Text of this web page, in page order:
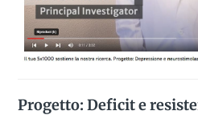
Progetto: Deficit e